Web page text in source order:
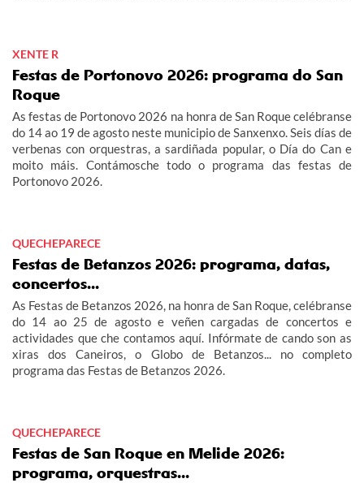
XENTE R
Festas de Portonovo 2026: programa do San
Roque
As festas de Portonovo 2026 na honra de San Roque celébranse
do 14 ao 19 de agosto neste municipio de Sanxenxo. Seis días de
verbenas con orquestras, a sardiñada popular, o Día do Can e
moito máis. Contámosche todo o programa das festas de
Portonovo 2026.
QUECHEPARECE
Festas de Betanzos 2026: programa, datas,
concertos...
As Festas de Betanzos 2026, na honra de San Roque, celébranse
do 14 ao 25 de agosto e veñen cargadas de concertos e
actividades que che contamos aquí. Infórmate de cando son as
xiras dos Caneiros, o Globo de Betanzos... no completo
programa das Festas de Betanzos 2026.
QUECHEPARECE
Festas de San Roque en Melide 2026:
programa, orquestras...